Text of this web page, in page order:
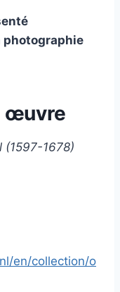
photographie
œuvre
(1597-1678)
en/collection/o